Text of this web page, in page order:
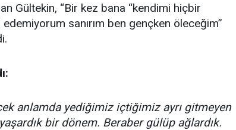
Gültekin, “Bir kez bana “kendimi hiçbir
sanırım ben gençken öleceğim”
anlamda yediğimiz içtiğimiz ayrı gitmeyen
bir dönem. Beraber gülüp ağlardık.